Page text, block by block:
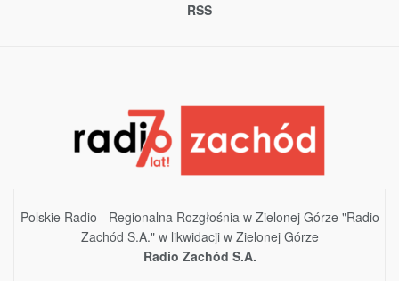
RSS
Polskie Radio - Regionalna Rozgłośnia w Zielonej Górze "Radio
Zachód S.A." w likwidacji w Zielonej Górze
Radio Zachód S.A.